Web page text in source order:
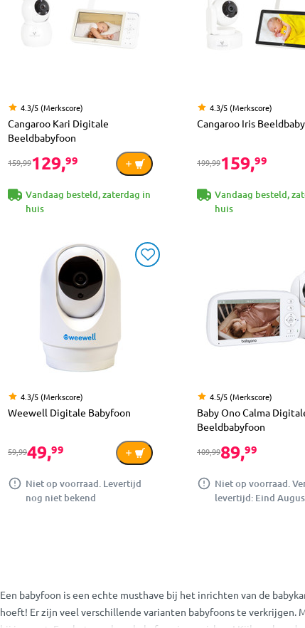
4.3/5 (Merkscore)
Cangaroo Kari Digitale
Beeldbabyfoon
159,99129,99
Vandaag besteld, zaterdag in
huis
4.3/5 (Merkscore)
Cangaroo Iris
199,99159,99
Vandaag besteld,
huis
4.3/5 (Merkscore)
Weewell Digitale Babyfoon
59,9949,99
Niet op voorraad. Levertijd
nog niet bekend
4.5/5 (Merkscore)
Baby Ono Calma
Beeldbabyfoon
109,9989,99
Niet op voorraad.
levertijd: Eind
Een babyfoon is een echte musthave bij het inrichten van de
hoeft! Er zijn veel verschillende varianten babyfoons te verkrijgen.